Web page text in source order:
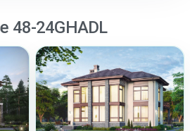
48-24GHADL